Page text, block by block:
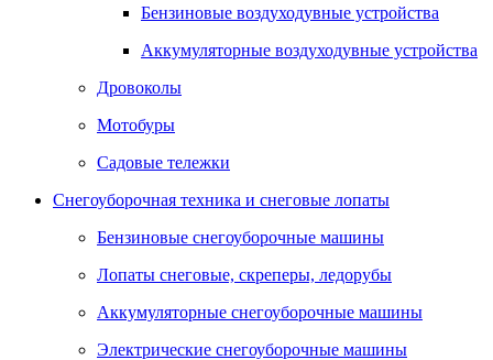
Бензиновые воздуходувные устройства
Аккумуляторные воздуходувные устройства
Дровоколы
Мотобуры
Садовые тележки
Снегоуборочная техника и снеговые лопаты
Бензиновые снегоуборочные машины
Лопаты снеговые, скреперы, ледорубы
Аккумуляторные снегоуборочные машины
Электрические снегоуборочные машины